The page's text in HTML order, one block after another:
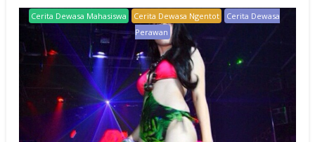
Cerita Dewasa Mahasiswa Cerita Dewasa Ngentot
Cerita Dewasa
Perawan